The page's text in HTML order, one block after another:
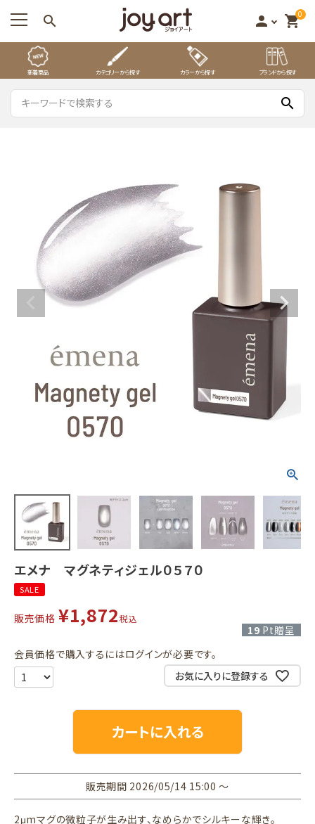
search person 0
shopping_cart
新着商品 カテゴリーから探す カラーから探す ブランドから探す
search
エメナ マグネティジェル０５７０
SALE
販売価格 ¥1,872税込
19 Pt贈呈
会員価格で購入するにはログインが必要です。
お気に入りに登録する
カートに入れる
販売期間 2026/05/14 15:00〜
2μmマグの微粒子が生み出す、なめらかでシルキーな輝き。